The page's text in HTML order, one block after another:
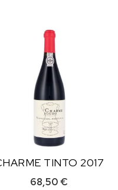
TINTO 2017
68,50€